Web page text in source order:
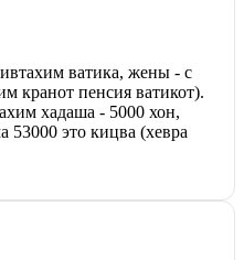
ватика, жены - с
хадаша - 5000 хон,
53000 это кицва (хевра